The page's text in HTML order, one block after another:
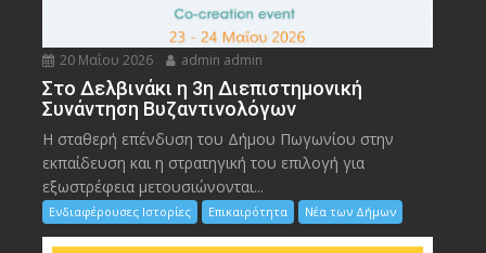
20 Μαΐου 2026 admin admin
Στο Δελβινάκι η 3η Διεπιστημονική
Συνάντηση Βυζαντινολόγων
Η σταθερή επένδυση του Δήμου Πωγωνίου στην
εκπαίδευση και η στρατηγική του επιλογή για
εξωστρέφεια μετουσιώνονται...
Ενδιαφέρουσες Ιστορίες Επικαιρότητα Νέα των Δήμων